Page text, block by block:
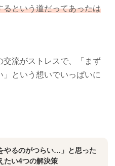
という道だってあったは
交流がストレスで、「まず
という想いでいっぱいに
やるのがつらい…」と思った
たい4つの解決策